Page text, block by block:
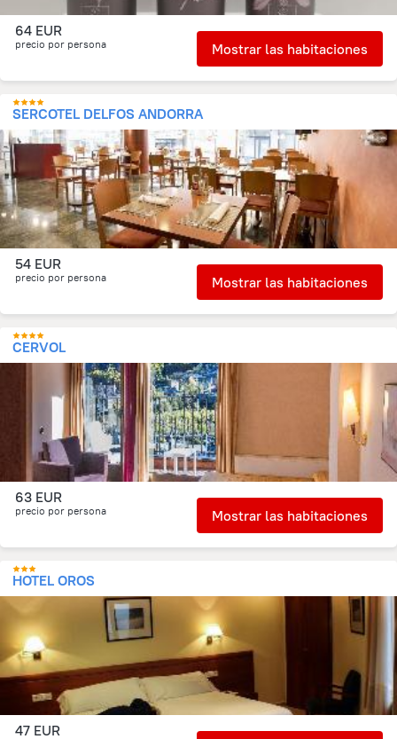
64 EUR
precio por persona Mostrar las habitaciones
SERCOTEL DELFOS ANDORRA
54 EUR
precio por persona Mostrar las habitaciones
CERVOL
63 EUR
precio por persona Mostrar las habitaciones
HOTEL OROS
47 EUR